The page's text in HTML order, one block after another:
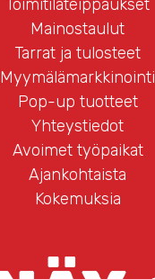
Toimitilateippaukset
Mainostaulut
Tarrat ja tulosteet
Myymälämarkkinointi
Pop-up tuotteet
Yhteystiedot
Avoimet työpaikat
Ajankohtaista
Kokemuksia